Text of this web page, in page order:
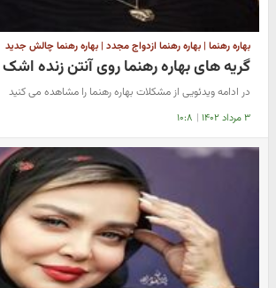
بهاره رهنما | بهاره رهنما ازدواج مجدد | بهاره رهنما چالش جدید
گریه های بهاره رهنما روی آنتن زنده اشک
در ادامه ویدئویی از مشکلات بهاره رهنما را مشاهده می کنید
۳ مرداد ۱۴۰۲ | ۱۰:۸